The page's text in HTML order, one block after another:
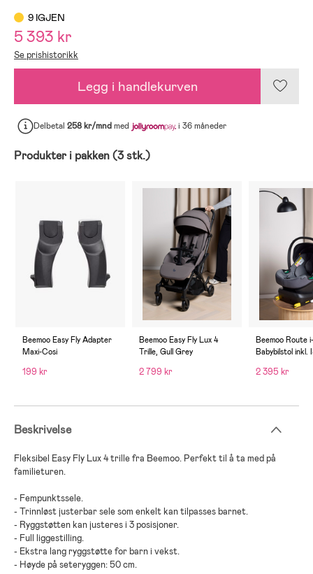
9 IGJEN
5 393 kr
Se prishistorikk
Legg i handlekurven
Delbetal 258 kr/mndmed i 36 måneder
Produkter i pakken (3 stk.)
Beemoo Easy Fly Adapter
Maxi-Cosi
199 kr
Beemoo Easy Fly Lux 4
Trille, Gull Grey
2 799 kr
Beemoo Route
Babybilstol inkl.
2 395 kr
Beskrivelse
Fleksibel Easy Fly Lux 4trillefra Beemoo. Perfekttil å ta med på
familieturen.
- Fempunktssele.
- Trinnløst justerbar sele som enkelt kan tilpasses barnet.
- Ryggstøtten kan justeres i 3 posisjoner.
- Full liggestilling.
- Ekstra lang ryggstøtte for barn i vekst.
- Høyde på seteryggen: 50 cm.